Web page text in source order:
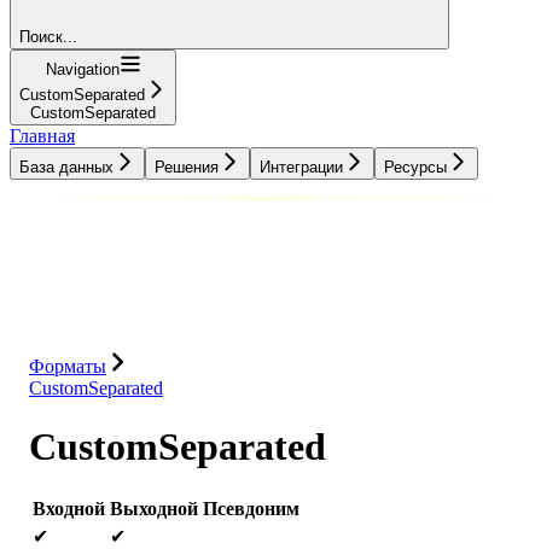
Поиск...
Navigation
CustomSeparated
CustomSeparated
Главная
База данных Решения Интеграции Ресурсы
Форматы
CustomSeparated
CustomSeparated
Входной Выходной Псевдоним
✔
✔